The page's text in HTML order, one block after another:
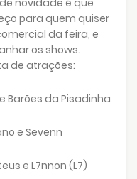
para quem quiser
da feira, e
os shows.
de atrações:
Barões da Pisadinha
e Sevenn
e L7nnon (L7)